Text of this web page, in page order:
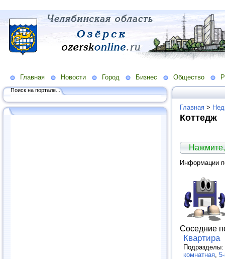
Главная Новости Город Бизнес Общество
Поиск на портале...
Главная >
Коттедж
Информации
Соседние
Квартира
Подразделы:
комнатная